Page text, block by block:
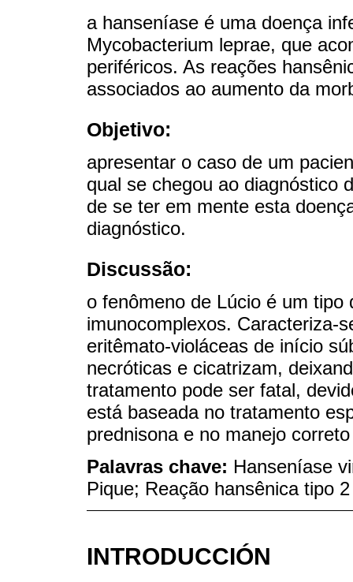
a hanseníase é uma doença
Mycobacterium leprae, que
periféricos. As reações
associados ao aumento da
Objetivo:
apresentar o caso de um
qual se chegou ao diagnóstico
de se ter em mente esta
diagnóstico.
Discussão:
o fenômeno de Lúcio é um
imunocomplexos. Caracteriza-
eritêmato-violáceas de início
necróticas e cicatrizam,
tratamento pode ser fatal,
está baseada no tratamento
prednisona e no manejo
Palavras chave: Hanseníase
Pique; Reação hansênica tipo 2
INTRODUCCIÓN